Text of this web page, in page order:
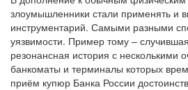
злоумышленники стали применять и
инструментарий. Самыми разными
уязвимости. Пример тому –
резонансная история с несколькими
банкоматы и терминалы которых
приём купюр Банка России